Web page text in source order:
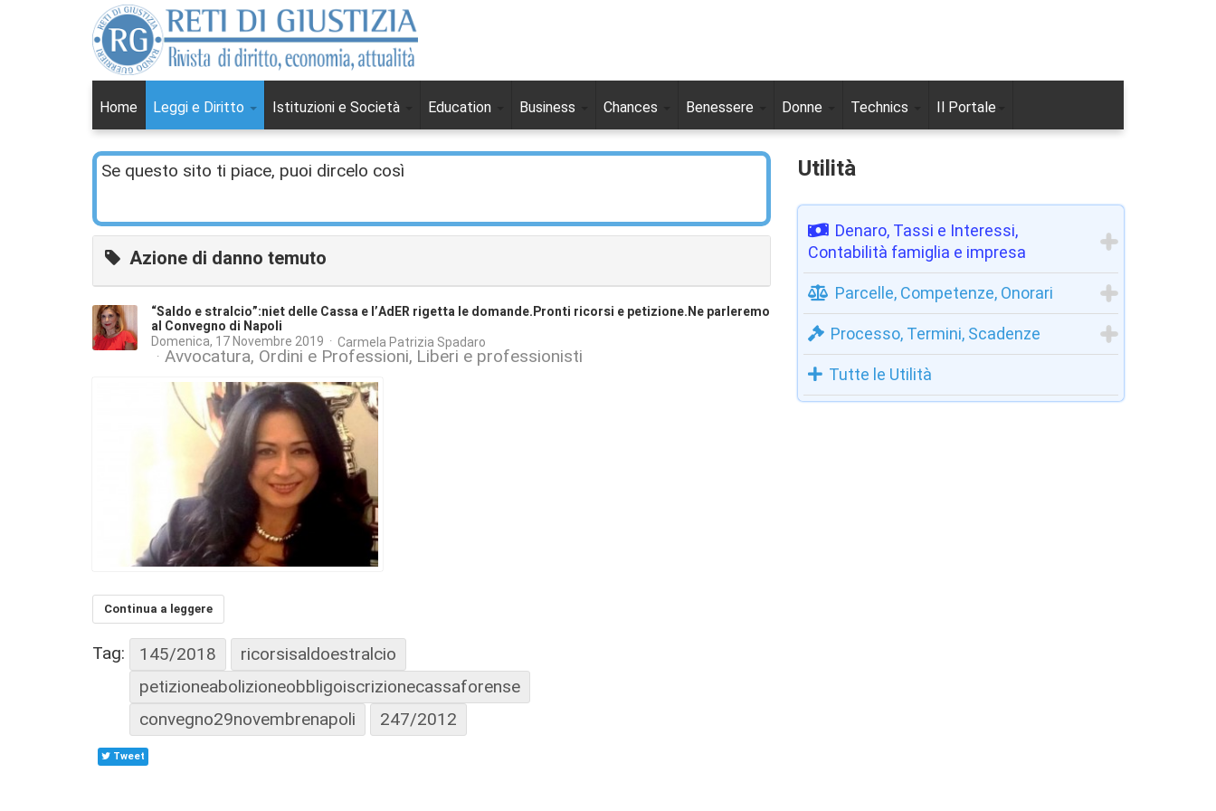
Home Leggi e Diritto Istituzioni e Società Education Business Chances Benessere Donne Technics Il Portale
Se questo sito ti piace, puoi dircelo così
Azione di danno temuto
“Saldo e stralcio”:niet delle Cassa e l’AdER rigetta le domande.Pronti ricorsi e petizione.Ne parleremo
al Convegno di Napoli
Domenica, 17 Novembre 2019 Carmela Patrizia Spadaro
Avvocatura, Ordini e Professioni Liberi e professionisti
Continua a leggere
Tag: 145/2018
ricorsisaldoestralcio
petizioneabolizioneobbligoiscrizionecassaforense
convegno29novembrenapoli
247/2012
Tweet
Utilità
Denaro, Tassi e Interessi,
Contabilità famiglia e impresa
Parcelle, Competenze, Onorari
Processo, Termini, Scadenze
Tutte le Utilità